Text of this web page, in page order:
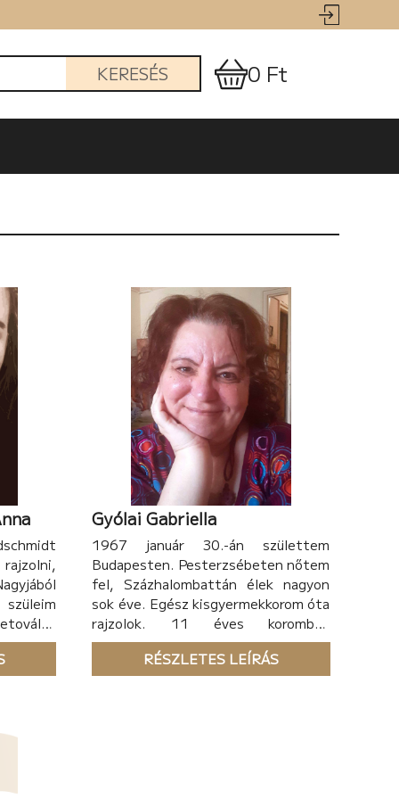
KERESÉS 0 Ft
szóval
Így
Gyólai Gabriella
1967 január 30.-án születtem
Budapesten. Pesterzsébeten nőtem
fel, Százhalombattán élek nagyon
sok éve. Egész kisgyermekkorom óta
rajzolok. 11 éves koromban
beiratkoztam egy gyermek
rajzszakkörbe, a Gaál Imre stúdióba,
ami azt mondhatom, az egész
RÉSZLETES LEÍRÁS